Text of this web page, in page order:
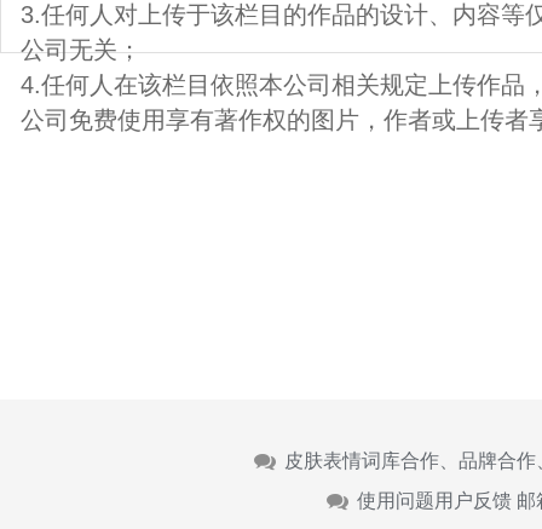
3.任何人对上传于该栏目的作品的设计、内容等
公司无关；
4.任何人在该栏目依照本公司相关规定上传作品
公司免费使用享有著作权的图片，作者或上传者
皮肤表情词库合作、品牌合
使用问题用户反馈 邮